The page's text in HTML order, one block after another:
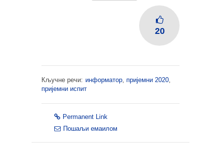
20
Кључне речи: информатор пријемни 2020
пријемни испит
Permanent Link
Пошаљи емаилом